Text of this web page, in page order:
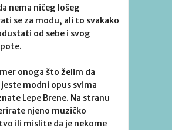
nema ničeg lošeg
se za modu, ali to svakako
od sebe i svog
onoga što želim da
modni opus svima
Lepe Brene. Na stranu
njeno muzičko
ili mislite da je nekome